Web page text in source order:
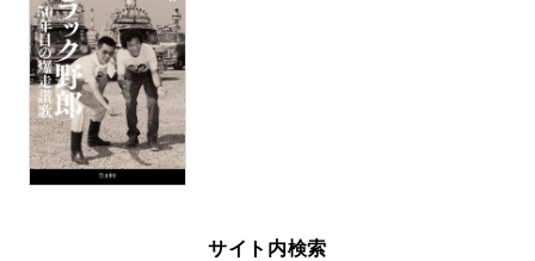
サイト内検索